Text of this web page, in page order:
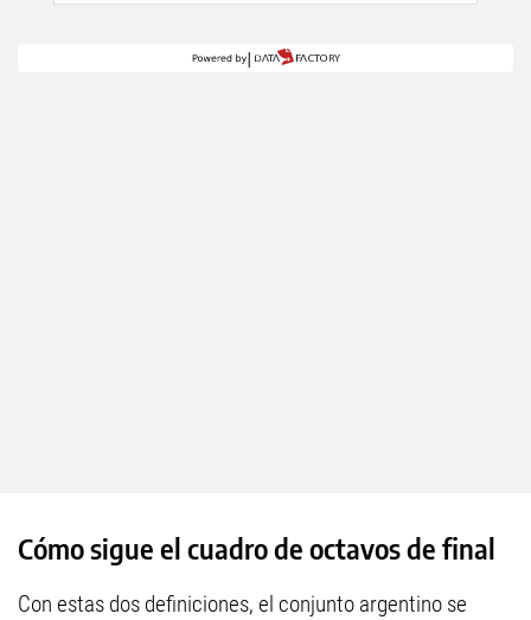
Cómo sigue el cuadro de octavos de final
Con estas dos definiciones, el conjunto argentino se